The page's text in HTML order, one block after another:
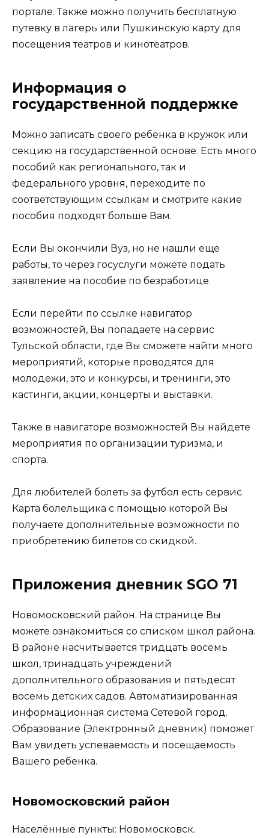
портале. Также можно получить бесплатную
путевку в лагерь или Пушкинскую карту для
посещения театров и кинотеатров.
Информация о
государственной поддержке
Можно записать своего ребенка в кружок или
секцию на государственной основе. Есть много
пособий как регионального, так и
федерального уровня, переходите по
соответствующим ссылкам и смотрите какие
пособия подходят больше Вам.
Если Вы окончили Вуз, но не нашли еще
работы, то через госуслуги можете подать
заявление на пособие по безработице.
Если перейти по ссылке навигатор
возможностей, Вы попадаете на сервис
Тульской области, где Вы сможете найти много
мероприятий, которые проводятся для
молодежи, это и конкурсы, и тренинги, это
кастинги, акции, концерты и выставки.
Также в навигаторе возможностей Вы найдете
мероприятия по организации туризма, и
спорта.
Для любителей болеть за футбол есть сервис
Карта болельщика с помощью которой Вы
получаете дополнительные возможности по
приобретению билетов со скидкой.
Приложения дневник SGO 71
Новомосковский район. На странице Вы
можете ознакомиться со списком школ района.
В районе насчитывается тридцать восемь
школ, тринадцать учреждений
дополнительного образования и пятьдесят
восемь детских садов. Автоматизированная
информационная система Сетевой город.
Образование (Электронный дневник) поможет
Вам увидеть успеваемость и посещаемость
Вашего ребенка.
Новомосковский район
Населённые пункты: Новомосковск.